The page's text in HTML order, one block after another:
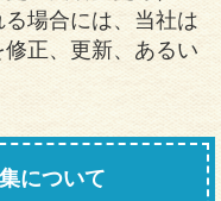
場合には、当社は
正、更新、あるい
について